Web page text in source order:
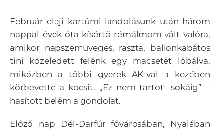
Február eleji kartúmi landolásunk után három
nappal évek óta kísértő rémálmom vált valóra,
amikor napszemüveges, raszta, ballonkabátos
tini közeledett felénk egy macsetét lóbálva,
miközben a többi gyerek AK-val a kezében
körbevette a kocsit. „Ez nem tartott sokáig” –
hasított belém a gondolat.
Előző nap Dél-Darfúr fővárosában, Nyalában